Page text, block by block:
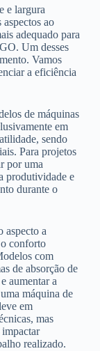
e largura
ao
adequado para
Um desses
Vamos
a eficiência
de máquinas
em
sendo
Para projetos
por uma
produtividade e
durante o
aspecto a
conforto
com
de absorção de
aumentar a
máquina de
em
mas
realizado.